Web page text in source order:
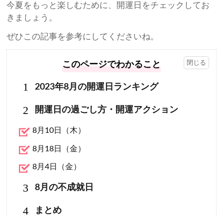
今夏をもっと楽しむために、開運日をチェックしてお
きましょう。
ぜひこの記事を参考にしてくださいね。
このページでわかること
1 2023年8月の開運日ランキング
2 開運日の過ごし方・開運アクション
8月10日（木）
8月18日（金）
8月4日（金）
3 8月の不成就日
4 まとめ